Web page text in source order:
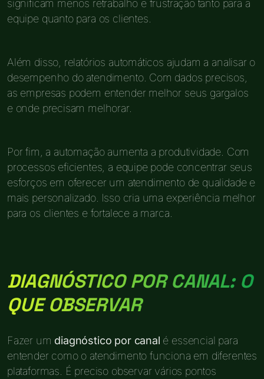
significam menos retrabalho e frustração tanto para a
equipe quanto para os clientes.
Além disso, relatórios automáticos ajudam a analisar o
desempenho do atendimento. Com dados precisos,
as empresas podem entender melhor seus gargalos
e onde precisam melhorar.
Por fim, a automação aumenta a produtividade. Com
processos eficientes, a equipe pode concentrar seus
esforços em oferecer um atendimento de qualidade e
mais personalizado. Isso cria uma experiência melhor
para os clientes e fortalece a marca.
DIAGNÓSTICO POR CANAL: O
QUE OBSERVAR
Fazer um diagnóstico por canal é essencial para
entender como o atendimento funciona em diferentes
plataformas. É preciso observar vários pontos